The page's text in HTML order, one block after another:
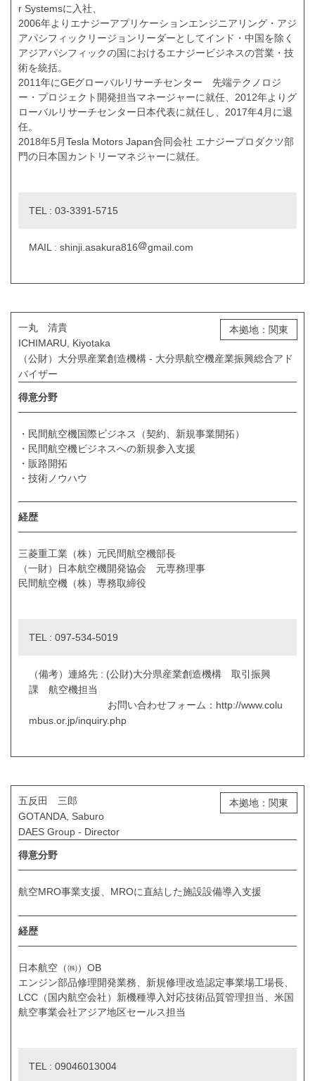
r Systemsに入社、
2006年よりエナジーアプリケーションエンジニアリング・アジ
アパシフィックリージョンリーダーとしてインド・中国を除く
アジアパシフィックの国におけるエナジービジネスの営業・技
術を統括。
2011年にGEグローバルリサーチセンター 先端テクノロジ
ー・プロジェクト開発担当マネージャーに就任、2012年よりグ
ローバルリサーチセンター日本代表に就任し、2017年4月に退
任。
2018年5月Tesla Motors Japan合同会社 エナジープロダクツ部
門の日本国カントリーマネジャーに就任。
TEL : 03-3391-5715
MAIL : shinji.asakura816 gmail.com
一丸 清貴
ICHIMARU, Kiyotaka
（公財）大分県産業創造機構 - 大分県航空機産業振興総合アド
バイザー
本拠地：関東
得意分野
・民間航空機国際ビジネス（契約、新規事業開拓）
・民間航空機ビジネスへの新規参入支援
・販路開拓
・技術ノウハウ
経歴
三菱重工業（株）元民間航空機部長
（一財）日本航空機開発協会 元専務理事
民間航空機（株）専務取締役
TEL : 097-534-5019
（備考）連絡先 : (公財)大分県産業創造機構 取引振興
課 航空機担当
お問い合わせフォーム：http://www.colu
mbus.or.jp/inquiry.php
五反田 三郎
GOTANDA, Saburo
DAES Group - Director
本拠地：関東
得意分野
航空MRO事業支援、MROに直結した施設設備導入支援
経歴
日本航空（㈱）OB
エンジン部品修理開発業務、新規修理改造認定事業場工場長、
LCC（国内航空会社）新機種導入対応技術品質管理担当、米国
航空事業会社アジア地区セールス担当
TEL : 09046013004